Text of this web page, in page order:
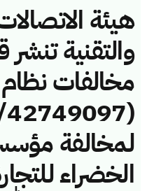
هيئة
والتقنية تنشر
مخالفات
لمخالفة
الخضراء